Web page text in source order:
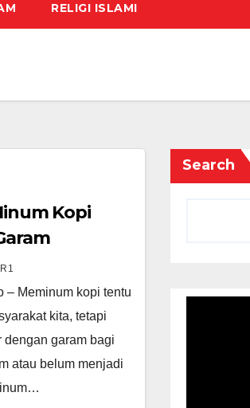
RELIGI ISLAMI
Kopi
– Meminum kopi tentu
kita, tetapi
dengan garam bagi
atau belum menjadi
Search